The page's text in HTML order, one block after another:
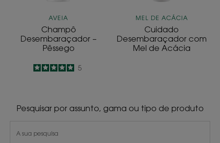
AVEIA
Champô
Desembaraçador –
Pêssego
5
/
5
5
MEL DE ACÁCIA
Cuidado
Desembaraçador com
Mel de Acácia
Pesquisar por assunto, gama ou tipo de produto